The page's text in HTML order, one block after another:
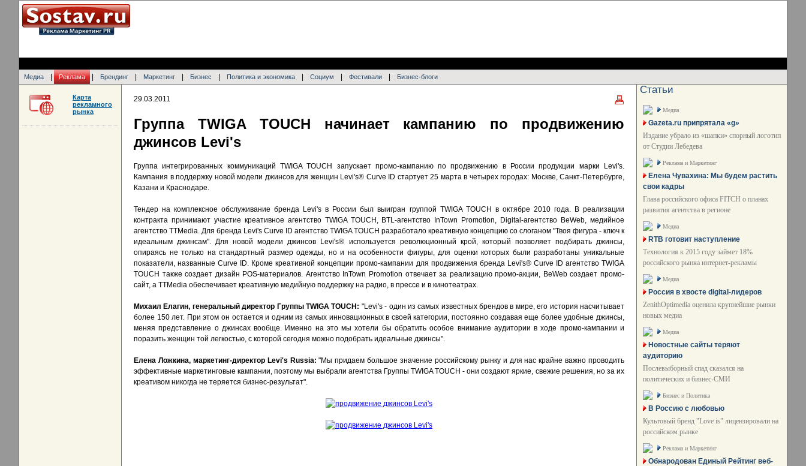
Медиа Реклама Брендинг Маркетинг Бизнес Политика и экономика Социум Фестивали Бизнес-блоги
29.03.2011
Группа TWIGA TOUCH начинает кампанию по продвижению
джинсов Levi's
Группа интегрированных коммуникаций TWIGA TOUCH запускает промо-кампанию по продвижению в России продукции марки Levi's.
Кампания в поддержку новой модели джинсов для женщин Levi's® Curve ID стартует 25 марта в четырех городах: Москве, Санкт-Петербурге,
Казани и Краснодаре.
Тендер на комплексное обслуживание бренда Levi's в России был выигран группой TWIGA TOUCH в октябре 2010 года. В реализации
контракта принимают участие креативное агентство TWIGA TOUCH, BTL-агентство InTown Promotion, Digital-агентство BeWeb, медийное
агентство TTMedia. Для бренда Levi's Curve ID агентство TWIGA TOUCH разработало креативную концепцию со слоганом "Твоя фигура - ключ к
идеальным джинсам". Для новой модели джинсов Levi's® используется революционный крой, который позволяет подбирать джинсы,
опираясь не только на стандартный размер одежды, но и на особенности фигуры, для оценки которых были разработаны уникальные
показатели, названные Curve ID. Кроме креативной концепции промо-кампании для продвижения бренда Levi's® Curve ID агентство TWIGA
TOUCH также создает дизайн POS-материалов. Агентство InTown Promotion отвечает за реализацию промо-акции, BeWeb создает промо-
сайт, а TTMedia обеспечивает креативную медийную поддержку на радио, в прессе и в кинотеатрах.
Михаил Елагин, генеральный директор Группы TWIGA TOUCH: "Levi's - один из самых известных брендов в мире, его история насчитывает
более 150 лет. При этом он остается и одним из самых инновационных в своей категории, постоянно создавая еще более удобные джинсы,
меняя представление о джинсах вообще. Именно на это мы хотели бы обратить особое внимание аудитории в ходе промо-кампании и
поразить женщин той легкостью, с которой сегодня можно подобрать идеальные джинсы".
Елена Ложкина, маркетинг-директор Levi's Russia: "Мы придаем большое значение российскому рынку и для нас крайне важно проводить
эффективные маркетинговые кампании, поэтому мы выбрали агентства Группы TWIGA TOUCH - они создают яркие, свежие решения, но за их
креативом никогда не теряется бизнес-результат".
Карта
рекламного
рынка
Статьи
Медиа
Gazeta.ru припрятала «g»
Издание убрало из «шапки» спорный логотип
от Студии Лебедева
Реклама и Маркетинг
Елена Чувахина: Мы будем растить
свои кадры
Глава российского офиса FITCH о планах
развития агентства в регионе
Медиа
RTB готовит наступление
Технология к 2015 году займет 18%
российского рынка интернет-рекламы
Медиа
Россия в хвосте digital-лидеров
ZenithOptimedia оценила крупнейшие рынки
новых медиа
Медиа
Новостные сайты теряют
аудиторию
Послевыборный спад сказался на
политических и бизнес-СМИ
Бизнес и Политика
В Россию с любовью
Культовый бренд "Love is" лицензировали на
российском рынке
Реклама и Маркетинг
Обнародован Единый Рейтинг веб-